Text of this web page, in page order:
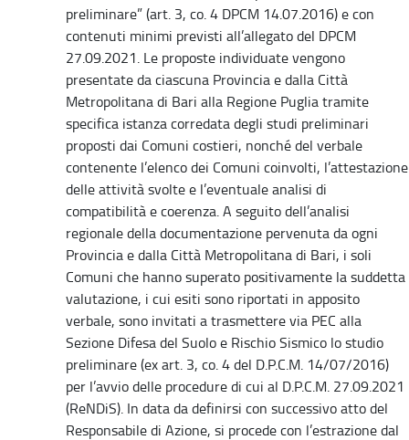
preliminare” (art. 3, co. 4 DPCM 14.07.2016) e con
contenuti minimi previsti all’allegato del DPCM
27.09.2021. Le proposte individuate vengono
presentate da ciascuna Provincia e dalla Città
Metropolitana di Bari alla Regione Puglia tramite
specifica istanza corredata degli studi preliminari
proposti dai Comuni costieri, nonché del verbale
contenente l’elenco dei Comuni coinvolti, l’attestazione
delle attività svolte e l’eventuale analisi di
compatibilità e coerenza. A seguito dell’analisi
regionale della documentazione pervenuta da ogni
Provincia e dalla Città Metropolitana di Bari, i soli
Comuni che hanno superato positivamente la suddetta
valutazione, i cui esiti sono riportati in apposito
verbale, sono invitati a trasmettere via PEC alla
Sezione Difesa del Suolo e Rischio Sismico lo studio
preliminare (ex art. 3, co. 4 del D.P.C.M. 14/07/2016)
per l’avvio delle procedure di cui al D.P.C.M. 27.09.2021
(ReNDiS). In data da definirsi con successivo atto del
Responsabile di Azione, si procede con l’estrazione dal